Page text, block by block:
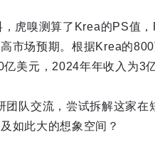
虎嗅测算了Krea的PS值
市场预期。根据Krea的
美元，2024年年收入为3
队交流，尝试拆解这家在
如此大的想象空间？